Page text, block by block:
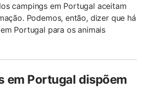
campings em Portugal aceitam
Podemos, então, dizer que há
Portugal para os animais
em Portugal dispõem